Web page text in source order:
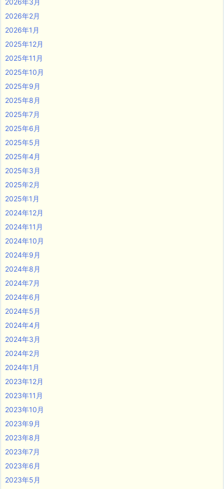
2026年3月
2026年2月
2026年1月
2025年12月
2025年11月
2025年10月
2025年9月
2025年8月
2025年7月
2025年6月
2025年5月
2025年4月
2025年3月
2025年2月
2025年1月
2024年12月
2024年11月
2024年10月
2024年9月
2024年8月
2024年7月
2024年6月
2024年5月
2024年4月
2024年3月
2024年2月
2024年1月
2023年12月
2023年11月
2023年10月
2023年9月
2023年8月
2023年7月
2023年6月
2023年5月